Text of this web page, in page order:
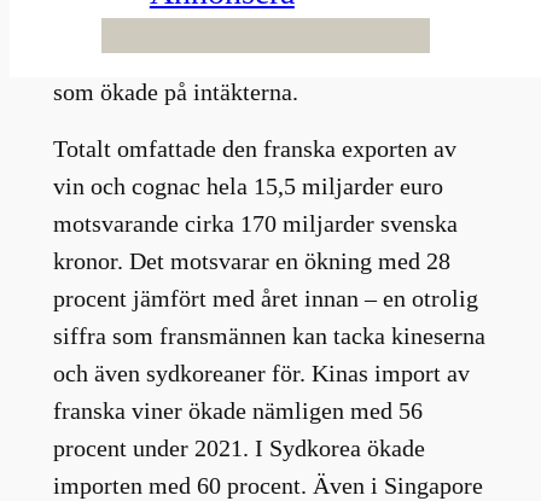
större än någonsin tidigare. Framför allt var
det kinesernas vurm för de franska vinerna
som ökade på intäkterna.
Totalt omfattade den franska exporten av
vin och cognac hela 15,5 miljarder euro
motsvarande cirka 170 miljarder svenska
kronor. Det motsvarar en ökning med 28
procent jämfört med året innan – en otrolig
siffra som fransmännen kan tacka kineserna
och även sydkoreaner för. Kinas import av
franska viner ökade nämligen med 56
procent under 2021. I Sydkorea ökade
importen med 60 procent. Även i Singapore